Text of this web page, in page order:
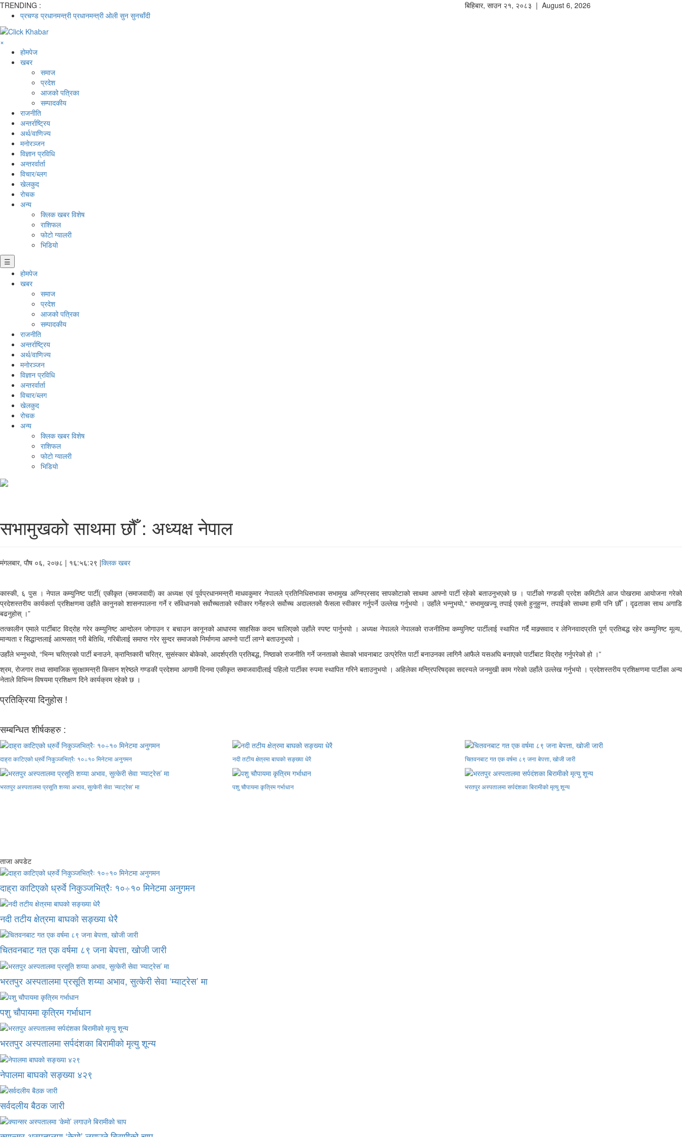
TRENDING :
प्रचण्ड प्रधानमन्त्री प्रधानमन्त्री ओली सुन सुनचाँदी
बिहिबार, साउन २१, २०८३ | August 6, 2026
×
होमपेज
खबर
समाज
प्रदेश
आजको पत्रिका
सम्पादकीय
राजनीति
अन्तर्राष्ट्रिय
अर्थ/वाणिज्य
मनाेरञ्जन
विज्ञान प्रविधि
अन्तरर्वार्ता
विचार/ब्लग
खेलकुद
रोचक
अन्य
क्लिक खबर विशेष
राशिफल
फोटो ग्यालरी
भिडियो
☰
होमपेज
खबर
समाज
प्रदेश
आजको पत्रिका
सम्पादकीय
राजनीति
अन्तर्राष्ट्रिय
अर्थ/वाणिज्य
मनाेरञ्जन
विज्ञान प्रविधि
अन्तरर्वार्ता
विचार/ब्लग
खेलकुद
रोचक
अन्य
क्लिक खबर विशेष
राशिफल
फोटो ग्यालरी
भिडियो
सभामुखको साथमा छौँ : अध्यक्ष नेपाल
मंगलबार, पौष ०६, २०७८ | १६:५६:२९ |क्लिक खबर
कास्की, ६ पुस । नेपाल कम्युनिष्ट पार्टी( एकीकृत (समाजवादी) का अध्यक्ष एवं पूर्वप्रधानमन्त्री माधवकुमार नेपालले प्रतिनिधिसभाका सभामुख अग्निप्रसाद सापकोटाको साथमा आफ्नो पार्टी रहेको बताउनुभएको छ । पार्टीको गण्डकी प्रदेश कमिटीले आज पोखरामा आयोजना गरेको
प्रदेशस्तरीय कार्यकर्ता प्रशिक्षणमा उहाँले कानुनको शासनपालना गर्ने र संविधानको सर्वोच्चताको स्वीकार गर्नेहरुले सर्वोच्च अदालतको फैसला स्वीकार गर्नुपर्ने उल्लेख गर्नुभयो । उहाँले भन्नुभयो,“ सभामुखज्यू तपाई एक्लो हुनुहुन्न, तपाईको साथमा हामी पनि छौँ । दृढताका साथ अगाडि
बढनुहोस् ।”
तत्कालीन एमाले पार्टीबाट विद्रोह गरेर कम्युनिष्ट आन्दोलन जोगाउन र बचाउन कानूनको आधारमा साहसिक कदम चालिएको उहाँले स्पष्ट पार्नुभयो । अध्यक्ष नेपालले नेपालको राजनीतिमा कम्युनिष्ट पार्टीलाई स्थापित गर्दै माक्र्सवाद र लेनिनवादप्रति पूर्ण प्रतिबद्ध रहेर कम्युनिष्ट मूल्य,
मान्यता र सिद्धान्तलाई आत्मसात् गरी बेतिथि, गरिबीलाई समाप्त गरेर सुन्दर समाजको निर्माणमा आफ्नो पार्टी लाग्ने बताउनुभयो ।
उहाँले भन्नुभयो, “भिन्न चरित्रको पार्टी बनाउने, क्रान्तिकारी चरित्र, सुसंस्कार बोकेको, आदर्शप्रति प्रतिबद्ध, निष्ठाको राजनीति गर्ने जनताको सेवाको भावनाबाट उत्प्रेरित पार्टी बनाउनका लागिनै आफैले यसअघि बनाएको पार्टीबाट विद्रोह गर्नुपरेको हो ।”
श्रम, रोजगार तथा सामाजिक सुरक्षामन्त्री किसान श्रेष्ठले गण्डकी प्रदेशमा आगामी दिनमा एकीकृत समाजवादीलाई पहिलो पार्टीका रुपमा स्थापित गरिने बताउनुभयो । अहिलेका मन्त्रिपरिषद्का सदस्यले जनमुखी काम गरेको उहाँले उल्लेख गर्नुभयो । प्रदेशस्तरीय प्रशिक्षणमा पार्टीका अन्य
नेताले विभिन्न विषयमा प्रशिक्षण दिने कार्यक्रम रहेको छ ।
प्रतिक्रिया दिनुहोस !
सम्बन्धित शीर्षकहरु :
दाह्रा काटिएको ध्रुर्वे निकुञ्जभित्रैः १०÷१० मिनेटमा अनुगमन नदी तटीय क्षेत्रमा बाघको सङ्ख्या धेरै चितवनबाट गत एक वर्षमा ८९ जना बेपत्ता, खोजी जारी
भरतपुर अस्पतालमा प्रसूति शय्या अभाव, सुत्केरी सेवा ‘म्याट्रेस’ मा पशु चौपायमा कृत्रिम गर्भाधान भरतपुर अस्पतालमा सर्पदंशका बिरामीको मृत्यु शून्य
ताजा अपडेट
दाह्रा काटिएको ध्रुर्वे निकुञ्जभित्रैः १०÷१० मिनेटमा अनुगमन
नदी तटीय क्षेत्रमा बाघको सङ्ख्या धेरै
चितवनबाट गत एक वर्षमा ८९ जना बेपत्ता, खोजी जारी
भरतपुर अस्पतालमा प्रसूति शय्या अभाव, सुत्केरी सेवा ‘म्याट्रेस’ मा
पशु चौपायमा कृत्रिम गर्भाधान
भरतपुर अस्पतालमा सर्पदंशका बिरामीको मृत्यु शून्य
नेपालमा बाघको सङ्ख्या ४२९
सर्वदलीय बैठक जारी